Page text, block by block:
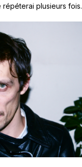
plusieurs fois.